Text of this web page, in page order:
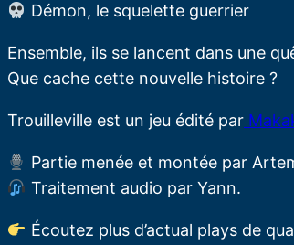
Démon, le squelette guerrier
Ensemble, ils se lancent dans une
Que cache cette nouvelle histoire ?
Trouilleville est un jeu édité par
Partie menée et montée par
Traitement audio par Yann.
Écoutez plus d’actual plays de